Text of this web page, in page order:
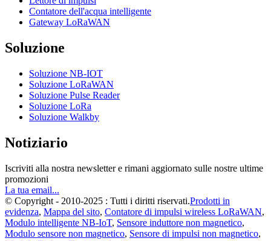
Contatore dell'acqua intelligente
Gateway LoRaWAN
Soluzione
Soluzione NB-IOT
Soluzione LoRaWAN
Soluzione Pulse Reader
Soluzione LoRa
Soluzione Walkby
Notiziario
Iscriviti alla nostra newsletter e rimani aggiornato sulle nostre ultime
promozioni
La tua email...
© Copyright - 2010-2025 : Tutti i diritti riservati.Prodotti in
evidenza, Mappa del sito, Contatore di impulsi wireless LoRaWAN,
Modulo intelligente NB-IoT, Sensore induttore non magnetico,
Modulo sensore non magnetico, Sensore di impulsi non magnetico,